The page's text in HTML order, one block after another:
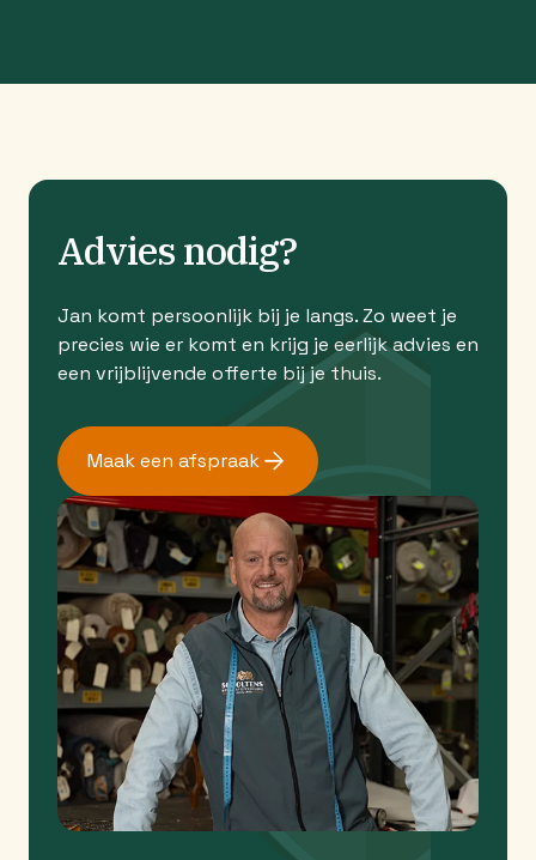
Advies nodig?
Jan komt persoonlijk bij je langs. Zo weet je
precies wie er komt en krijg je eerlijk advies en
een vrijblijvende offerte bij je thuis.
Maak een afspraak